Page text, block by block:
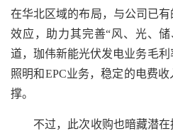
在华北区域的布局，与公司已
效应，助力其完善“风、光、
道，珈伟新能光伏发电业务毛
照明和EPC业务，稳定的电费
撑。
不过，此次收购也暗藏潜在